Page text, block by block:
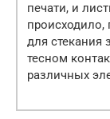
печати, и
происходило,
для стекания
тесном
различных